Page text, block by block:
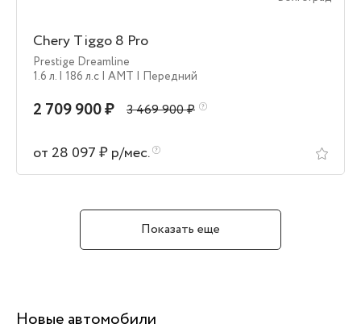
Chery Tiggo 8 Pro
Prestige Dreamline
1.6 л. | 186 л.c | AMT | Передний
2 709 900 ₽ 3 469 900 ₽
от 28 097 ₽ р/мес.
Показать еще
Новые автомобили